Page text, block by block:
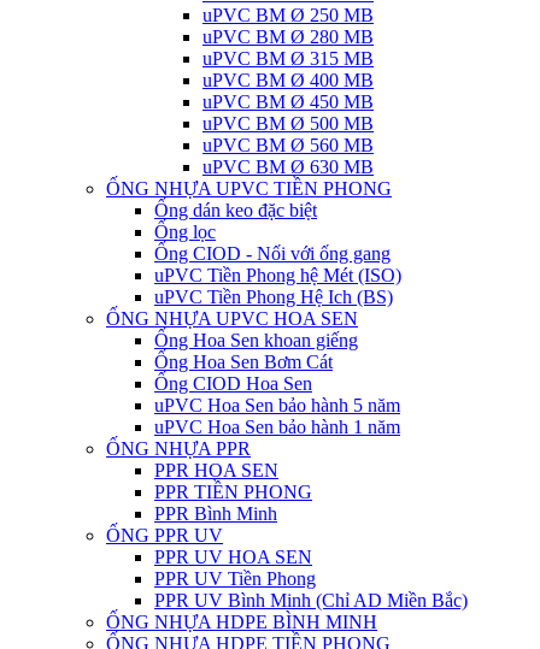
uPVC BM Ø 250 MB
uPVC BM Ø 280 MB
uPVC BM Ø 315 MB
uPVC BM Ø 400 MB
uPVC BM Ø 450 MB
uPVC BM Ø 500 MB
uPVC BM Ø 560 MB
uPVC BM Ø 630 MB
ỐNG NHỰA UPVC TIỀN PHONG
Ống dán keo đặc biệt
Ống lọc
Ống CIOD - Nối với ống gang
uPVC Tiền Phong hệ Mét (ISO)
uPVC Tiền Phong Hệ Ich (BS)
ỐNG NHỰA UPVC HOA SEN
Ống Hoa Sen khoan giếng
Ống Hoa Sen Bơm Cát
Ống CIOD Hoa Sen
uPVC Hoa Sen bảo hành 5 năm
uPVC Hoa Sen bảo hành 1 năm
ỐNG NHỰA PPR
PPR HOA SEN
PPR TIỀN PHONG
PPR Bình Minh
ỐNG PPR UV
PPR UV HOA SEN
PPR UV Tiền Phong
PPR UV Bình Minh (Chỉ AD Miền Bắc)
ỐNG NHỰA HDPE BÌNH MINH
ỐNG NHỰA HDPE TIỀN PHONG